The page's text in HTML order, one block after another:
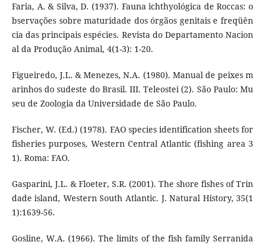
Faria, A. & Silva, D. (1937). Fauna ichthyológica de Roccas: o
bservações sobre maturidade dos órgãos genitais e freqüên
cia das principais espécies. Revista do Departamento Nacion
al da Produção Animal, 4(1-3): 1-20.
Figueiredo, J.L. & Menezes, N.A. (1980). Manual de peixes m
arinhos do sudeste do Brasil. III. Teleostei (2). São Paulo: Mu
seu de Zoologia da Universidade de São Paulo.
Fischer, W. (Ed.) (1978). FAO species identification sheets for
fisheries purposes, Western Central Atlantic (fishing area 3
1). Roma: FAO.
Gasparini, J.L. & Floeter, S.R. (2001). The shore fishes of Trin
dade island, Western South Atlantic. J. Natural History, 35(1
1):1639-56.
Gosline, W.A. (1966). The limits of the fish family Serranida